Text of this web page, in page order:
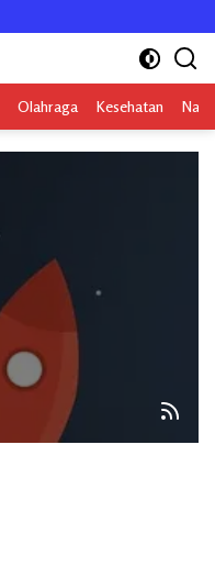
Olahraga Kesehatan